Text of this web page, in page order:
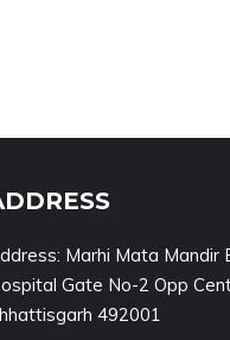
Marhi Mata Mandir
Gate No-2 Opp
492001